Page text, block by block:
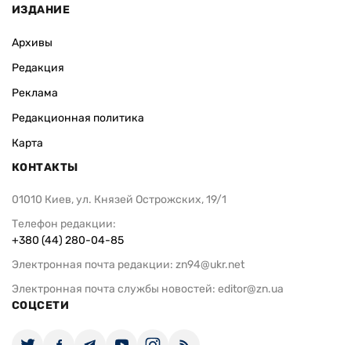
ИЗДАНИЕ
Архивы
Редакция
Реклама
Редакционная политика
Карта
КОНТАКТЫ
01010 Киев, ул. Князей Острожских, 19/1
Телефон редакции:
+380 (44) 280-04-85
Электронная почта редакции: zn94@ukr.net
Электронная почта службы новостей: editor@zn.ua
СОЦСЕТИ